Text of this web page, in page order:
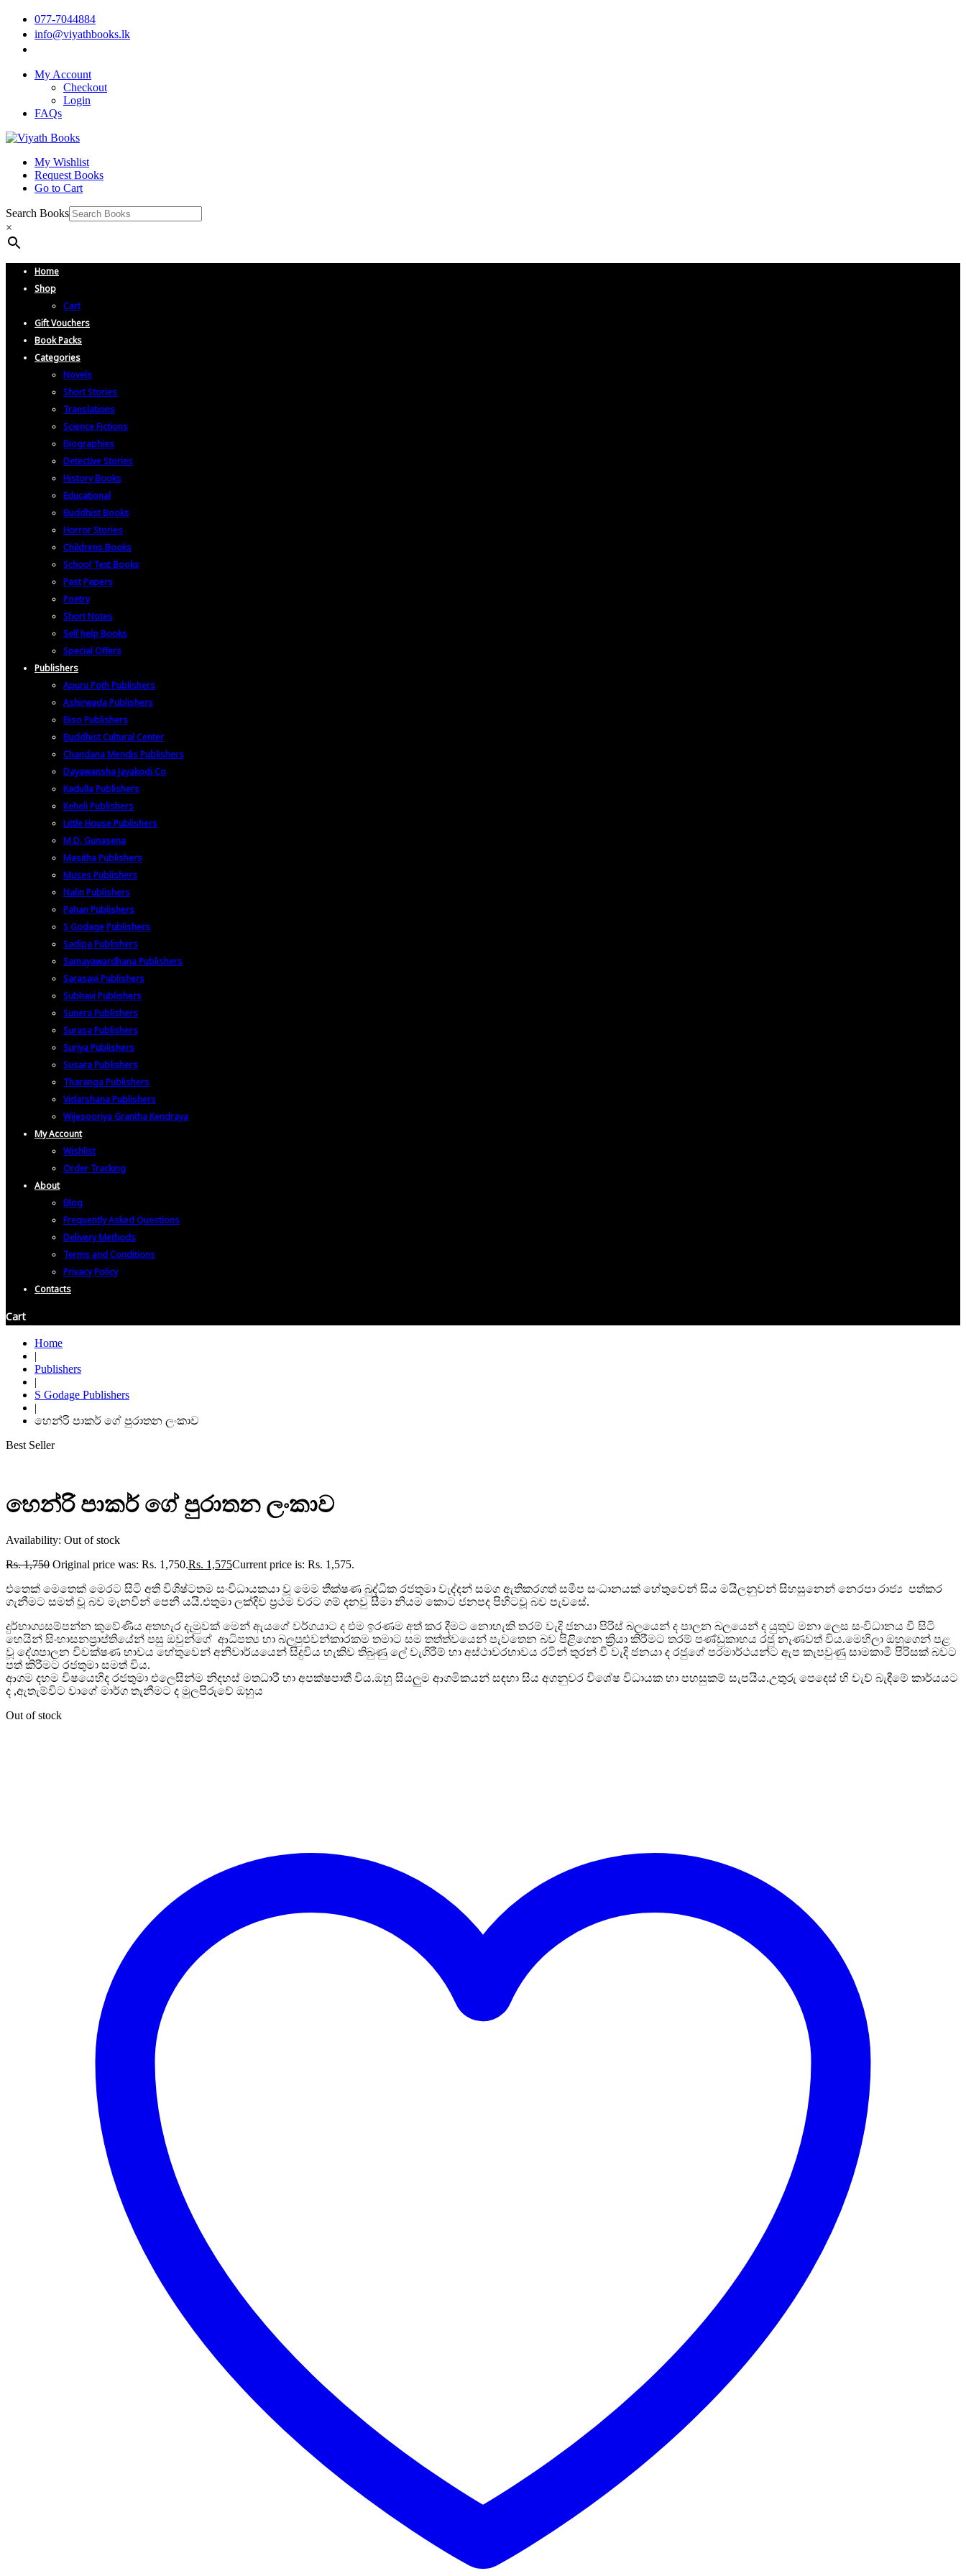
077-7044884
info@viyathbooks.lk
My Account
Checkout
Login
FAQs
My Wishlist
Request Books
Go to Cart
Search Books
×
Home
Shop
Cart
Gift Vouchers
Book Packs
Categories
Novels
Short Stories
Translations
Science Fictions
Biographies
Detective Stories
History Books
Educational
Buddhist Books
Horror Stories
Childrens Books
School Text Books
Past Papers
Poetry
Short Notes
Self help Books
Special Offers
Publishers
Apuru Poth Publishers
Ashirwada Publishers
Biso Publishers
Buddhist Cultural Center
Chandana Mendis Publishers
Dayawansha Jayakodi Co
Kadulla Publishers
Keheli Publishers
Little House Publishers
M.D. Gunasena
Masitha Publishers
Muses Publishers
Nalin Publishers
Pahan Publishers
S Godage Publishers
Sadipa Publishers
Samayawardhana Publishers
Sarasavi Publishers
Subhavi Publishers
Sunera Publishers
Surasa Publishers
Suriya Publishers
Susara Publishers
Tharanga Publishers
Vidarshana Publishers
Wijesooriya Grantha Kendraya
My Account
Wishlist
Order Tracking
About
Blog
Frequently Asked Questions
Delivery Methods
Terms and Conditions
Privacy Policy
Contacts
Cart
Home
|
Publishers
|
S Godage Publishers
|
හෙන්රි පාකර් ගේ පුරාතන ලංකාව
Best Seller
හෙන්රි පාකර් ගේ පුරාතන ලංකාව
Availability: Out of stock
Rs.1,750 Original price was: Rs. 1,750.Rs. 1,575Current price is: Rs. 1,575.
එතෙක් මෙතෙක් මෙරට සිටි අති විශිෂ්ටතම සංවිධායකයා වූ මෙම තීක්ෂණ බුද්ධික රජතුමා වැද්දන් සමග ඇතිකරගත් සමීප සංධානයක් හේතුවෙන් සිය මයිලනුවන් සිහසුනෙන් නෙරපා රාජ්‍ය පත්කර
ගැනීමට සමත් වූ බව මැනවින් පෙනී යයි.එතුමා ලක්දිව ප්‍රථම වරට ගම් දනවු සීමා නියම කොට ජනපද පිහිටවූ බව පැවසේ.
දුර්භාග්‍යසම්පන්න කුවේණිය අතහැර දැමුවක් මෙන් ඇයගේ වර්ගයාට ද එම ඉරණම අත් කර දීමට නොහැකි තරම් වැදි ජනයා පිරිස් බලයෙන් ද පාලන බලයෙන් ද යුතුව මනා ලෙස සංවිධානය වී සිටි
හෙයින් සිංහාසනප්‍රාප්තියේන් පසු ඔවුන්ගේ ආධිපත්‍ය හා බලපුළුවන්කාරකම තමාට සම තත්ත්වයෙන් පැවතෙන බව පිළිගෙන ක්‍රියා කිරීමට තරම් පණ්ඩුකාභය රජු නැණවත් විය.මෙහිලා ඔහුගෙන් පළ
වූ දේශපාලන විචක්ෂණ භාවය හේතුවෙන් අනිවාර්යයෙන් සිදුවිය හැකිව තිබුණු ලේ වැගිරීම් හා අස්ථාවරභාවය රටින් තුරන් වී වැදි ජනයා ද රජුගේ පරමාර්ථයන්ට ඇප කැපවුණු සාමකාමී පිරිසක් බවට
පත් කිරීමට රජතුමා සමත් විය.
ආගම දහම විෂයෙහිද රජතුමා එලෙසින්ම නිදහස් මතධාරී හා අපක්ෂපාතී විය.ඔහු සියලුම ආගමිකයන් සඳහා සිය අගනුවර විශේෂ විධායක හා පහසුකම් සැපයිය.උතුරු පෙදෙස් හි වැව් බැඳීමේ කාර්යයට
ද ,ඇතැම්විට වාගේ මාර්ග තැනීමට ද මුලපිරුවේ ඔහුය
Out of stock